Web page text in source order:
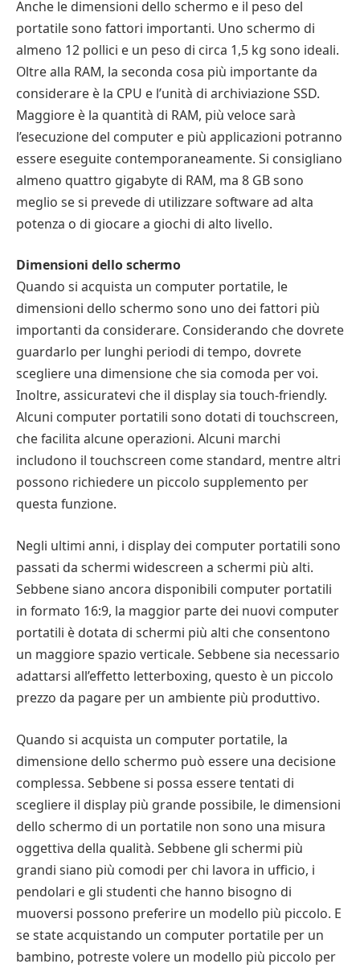
Anche le dimensioni dello schermo e il peso del
portatile sono fattori importanti. Uno schermo di
almeno 12 pollici e un peso di circa 1,5 kg sono ideali.
Oltre alla RAM, la seconda cosa più importante da
considerare è la CPU e l’unità di archiviazione SSD.
Maggiore è la quantità di RAM, più veloce sarà
l’esecuzione del computer e più applicazioni potranno
essere eseguite contemporaneamente. Si consigliano
almeno quattro gigabyte di RAM, ma 8 GB sono
meglio se si prevede di utilizzare software ad alta
potenza o di giocare a giochi di alto livello.
Dimensioni dello schermo
Quando si acquista un computer portatile, le
dimensioni dello schermo sono uno dei fattori più
importanti da considerare. Considerando che dovrete
guardarlo per lunghi periodi di tempo, dovrete
scegliere una dimensione che sia comoda per voi.
Inoltre, assicuratevi che il display sia touch-friendly.
Alcuni computer portatili sono dotati di touchscreen,
che facilita alcune operazioni. Alcuni marchi
includono il touchscreen come standard, mentre altri
possono richiedere un piccolo supplemento per
questa funzione.
Negli ultimi anni, i display dei computer portatili sono
passati da schermi widescreen a schermi più alti.
Sebbene siano ancora disponibili computer portatili
in formato 16:9, la maggior parte dei nuovi computer
portatili è dotata di schermi più alti che consentono
un maggiore spazio verticale. Sebbene sia necessario
adattarsi all’effetto letterboxing, questo è un piccolo
prezzo da pagare per un ambiente più produttivo.
Quando si acquista un computer portatile, la
dimensione dello schermo può essere una decisione
complessa. Sebbene si possa essere tentati di
scegliere il display più grande possibile, le dimensioni
dello schermo di un portatile non sono una misura
oggettiva della qualità. Sebbene gli schermi più
grandi siano più comodi per chi lavora in ufficio, i
pendolari e gli studenti che hanno bisogno di
muoversi possono preferire un modello più piccolo. E
se state acquistando un computer portatile per un
bambino, potreste volere un modello più piccolo per